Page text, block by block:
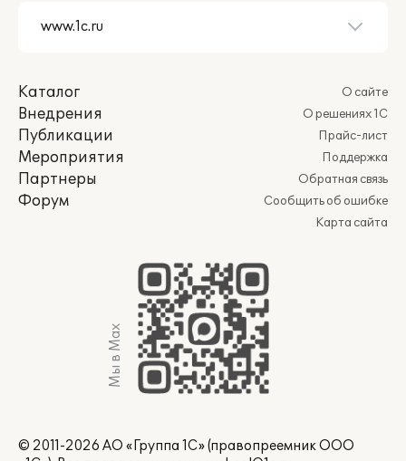
Каталог
Внедрения
Публикации
Мероприятия
Партнеры
Форум
О сайте
О решениях 1С
Прайс-лист
Поддержка
Обратная связь
Сообщить об ошибке
Карта сайта
Мы в Max
© 2011-2026 АО «Группа 1С» (правопреемник ООО